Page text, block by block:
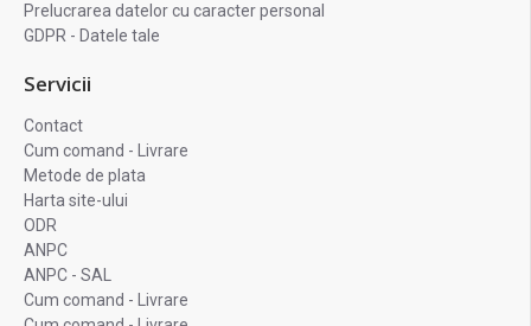
Prelucrarea datelor cu caracter personal
GDPR - Datele tale
Servicii
Contact
Cum comand - Livrare
Metode de plata
Harta site-ului
ODR
ANPC
ANPC - SAL
Cum comand - Livrare